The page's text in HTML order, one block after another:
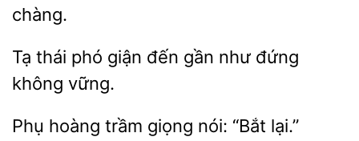
chàng.
Tạ thái giận
gần như
không vững.
hoàng trầm nói: lại.”